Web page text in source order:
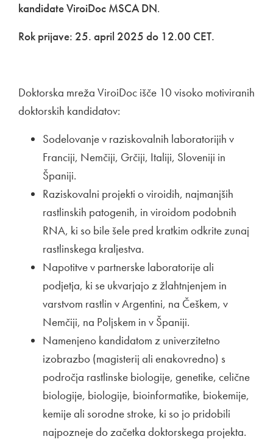
kandidate ViroiDoc MSCA DN.
Rok prijave: 25. april 2025 do 12.00 CET.
Doktorska mreža ViroiDoc išče 10 visoko motiviranih
doktorskih kandidatov:
Sodelovanje v raziskovalnih laboratorijih v
Franciji, Nemčiji, Grčiji, Italiji, Sloveniji in
Španiji.
Raziskovalni projekti o viroidih, najmanjših
rastlinskih patogenih, in viroidom podobnih
RNA, ki so bile šele pred kratkim odkrite zunaj
rastlinskega kraljestva.
Napotitve v partnerske laboratorije ali
podjetja, ki se ukvarjajo z žlahtnjenjem in
varstvom rastlin v Argentini, na Češkem, v
Nemčiji, na Poljskem in v Španiji.
Namenjeno kandidatom z univerzitetno
izobrazbo (magisterij ali enakovredno) s
področja rastlinske biologije, genetike, celične
biologije, biologije, bioinformatike, biokemije,
kemije ali sorodne stroke, ki so jo pridobili
najpozneje do začetka doktorskega projekta.